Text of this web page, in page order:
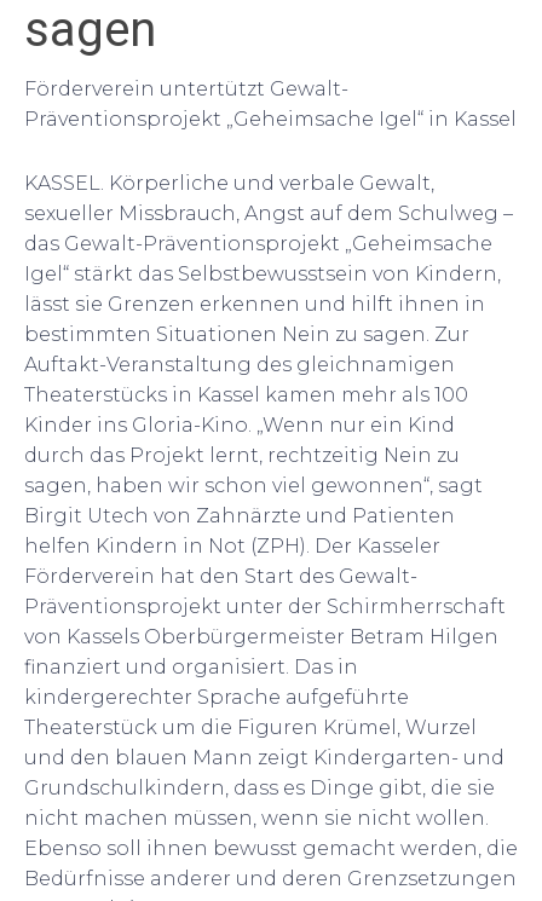
sagen
Förderverein untertützt Gewalt-
Präventionsprojekt „Geheimsache Igel“ in Kassel
KASSEL. Körperliche und verbale Gewalt,
sexueller Missbrauch, Angst auf dem Schulweg –
das Gewalt-Präventionsprojekt „Geheimsache
Igel“ stärkt das Selbstbewusstsein von Kindern,
lässt sie Grenzen erkennen und hilft ihnen in
bestimmten Situationen Nein zu sagen. Zur
Auftakt-Veranstaltung des gleichnamigen
Theaterstücks in Kassel kamen mehr als 100
Kinder ins Gloria-Kino. „Wenn nur ein Kind
durch das Projekt lernt, rechtzeitig Nein zu
sagen, haben wir schon viel gewonnen“, sagt
Birgit Utech von Zahnärzte und Patienten
helfen Kindern in Not (ZPH). Der Kasseler
Förderverein hat den Start des Gewalt-
Präventionsprojekt unter der Schirmherrschaft
von Kassels Oberbürgermeister Betram Hilgen
finanziert und organisiert. Das in
kindergerechter Sprache aufgeführte
Theaterstück um die Figuren Krümel, Wurzel
und den blauen Mann zeigt Kindergarten- und
Grundschulkindern, dass es Dinge gibt, die sie
nicht machen müssen, wenn sie nicht wollen.
Ebenso soll ihnen bewusst gemacht werden, die
Bedürfnisse anderer und deren Grenzsetzungen